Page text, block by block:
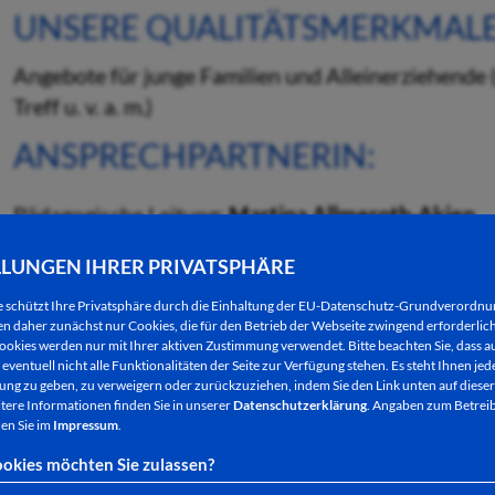
IHRER PRIVATSPHÄRE
schützt Ihre Privatsphäre durch die Einhaltung der EU-Datenschutz-
daher zunächst nur Cookies, die für den Betrieb der Webseite zwingend
werden nur mit Ihrer aktiven Zustimmung verwendet. Bitte beachten Sie, dass
nicht alle Funktionalitäten der Seite zur Verfügung stehen. Es steht Ihnen
zu geben, zu verweigern oder zurückzuziehen, indem Sie den Link unten auf
Informationen finden Sie in unsererDatenschutzerklärung. Angaben zum
Sie im Impressum.
möchten Sie zulassen?
UNSERE
Angebote für junge Familien und
Treff u. v. a. m.)
ANSPRECHPARTNERIN:
Pädagogische Leitung:MartinaAllmeroth-Akien
Tel.: (0 66 21) 4 09 66 15
E-Mail:mgh@bad-hersfeld.de
Website:www.dippelmuehle.de
Öffnungszeiten:
Montag & Dienstag in der Zeit von 9.00 - 12.00 Uhr
Mittwoch & Donnerstag in der Zeit von 9.00 -